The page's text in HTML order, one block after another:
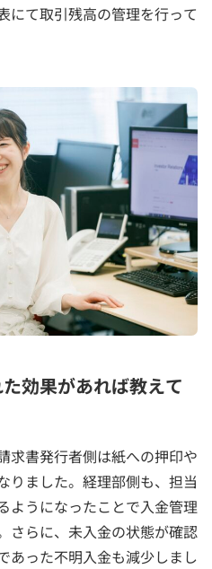
にて取引残高の管理を行って
効果があれば教えて
求書発行者側は紙への押印や
りました。経理部側も、担当
ようになったことで入金管理
さらに、未入金の状態が確認
あった不明入金も減少しまし